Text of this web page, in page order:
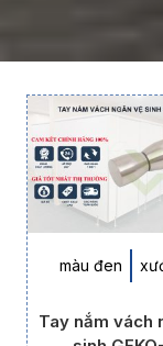
màu đen
Tay nắm vách